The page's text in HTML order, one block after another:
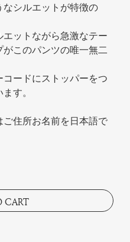
シルエットが特徴の
ットながら急激なテー
このパンツの唯一無二
ードにストッパーをつ
す。
住所お名前を日本語で
CART